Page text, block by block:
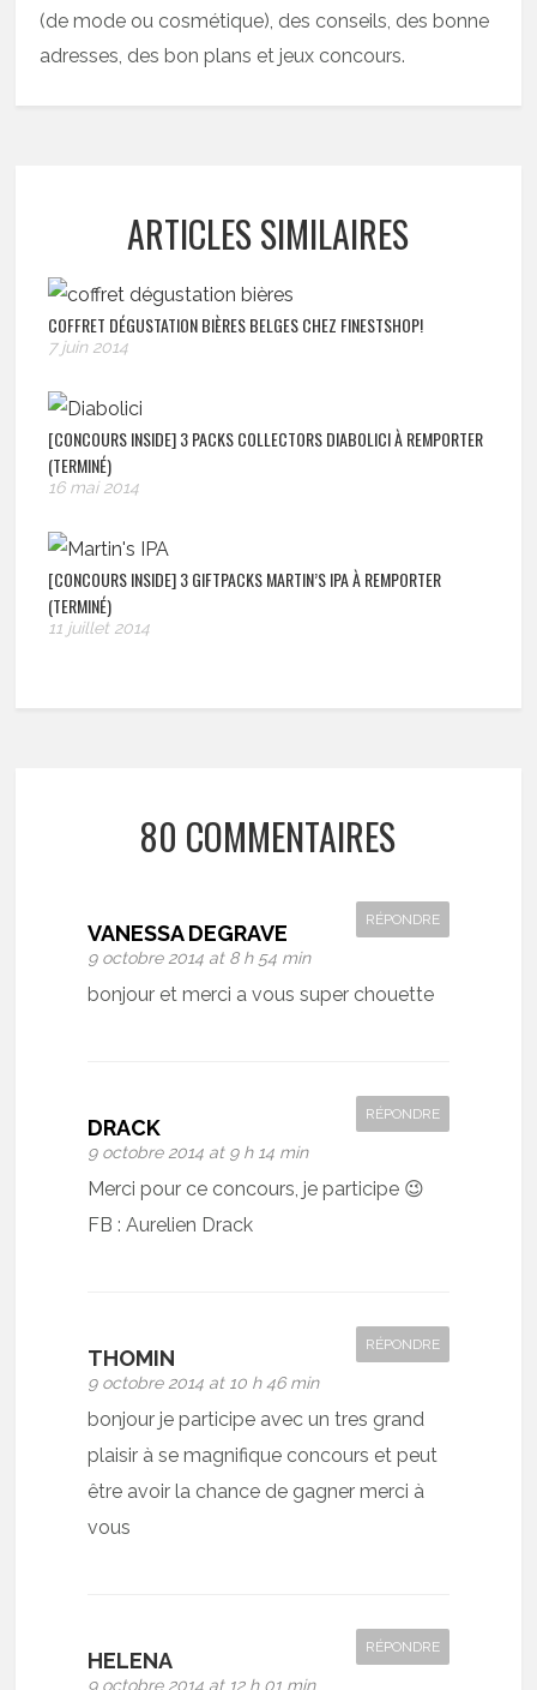
(de mode ou cosmétique), des conseils, des bonne
adresses, des bon plans et jeux concours.
ARTICLES SIMILAIRES
COFFRET DÉGUSTATION BIÈRES BELGES CHEZ FINESTSHOP!
7 juin 2014
[CONCOURS INSIDE] 3 PACKS COLLECTORS DIABOLICI À REMPORTER
(TERMINÉ)
16 mai 2014
[CONCOURS INSIDE] 3 GIFTPACKS MARTIN’S IPA À REMPORTER
(TERMINÉ)
11 juillet 2014
80 COMMENTAIRES
VANESSA DEGRAVE
9 octobre 2014 at 8 h 54 min
RÉPONDRE
bonjour et merci a vous super chouette
DRACK
9 octobre 2014 at 9 h 14 min
RÉPONDRE
Merci pour ce concours, je participe 😉
FB : Aurelien Drack
THOMIN
9 octobre 2014 at 10 h 46 min
RÉPONDRE
bonjour je participe avec un tres grand
plaisir à se magnifique concours et peut
être avoir la chance de gagner merci à
vous
HELENA
9 octobre 2014 at 12 h 01 min
RÉPONDRE